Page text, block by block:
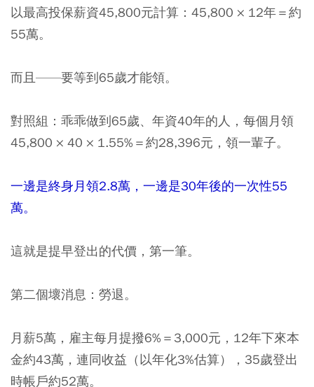
以最高投保薪資45,800元計算：45,800 × 12年＝約
55萬。
而且——要等到65歲才能領。
對照組：乖乖做到65歲、年資40年的人，每個月領
45,800 × 40 × 1.55%＝約28,396元，領一輩子。
一邊是終身月領2.8萬，一邊是30年後的一次性55
萬。
這就是提早登出的代價，第一筆。
第二個壞消息：勞退。
月薪5萬，雇主每月提撥6%＝3,000元，12年下來本
金約43萬，連同收益（以年化3%估算），35歲登出
時帳戶約52萬。